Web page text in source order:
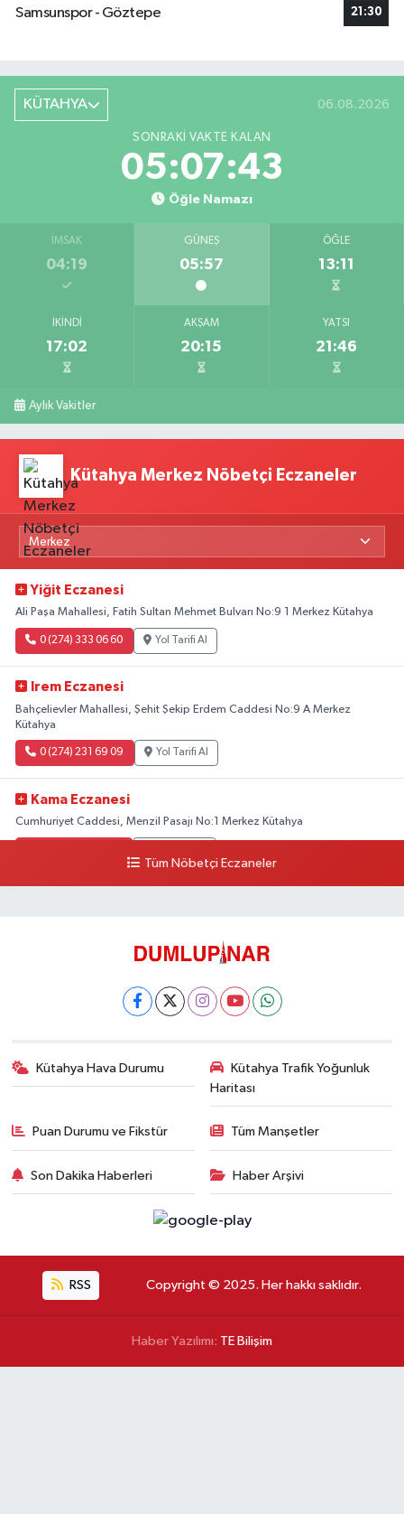
Samsunspor - Göztepe
21:30
KÜTAHYA 06.08.2026
SONRAKI VAKTE KALAN
05:07:43
Öğle Namazı
İMSAK
04:19
GÜNEŞ
05:57
ÖĞLE
13:11
İKINDI
17:02
AKŞAM
20:15
YATSI
21:46
Aylık Vakitler
Kütahya Merkez Nöbetçi Eczaneler
Yiğit Eczanesi
Ali Paşa Mahallesi, Fatih Sultan Mehmet Bulvarı No:9 1 Merkez Kütahya
0 (274) 333 06 60 Yol Tarifi Al
Irem Eczanesi
Bahçelievler Mahallesi, Şehit Şekip Erdem Caddesi No:9 A Merkez
Kütahya
0 (274) 231 69 09 Yol Tarifi Al
Kama Eczanesi
Cumhuriyet Caddesi, Menzil Pasajı No:1 Merkez Kütahya
Yol Tarifi Al
Dönmez Eczanesi
Cemalettin Mahallesi, Kıbrıs Caddesi No:21 Merkez Kütahya
Tüm Nöbetçi Eczaneler
Kütahya Hava Durumu
Kütahya Trafik Yoğunluk
Haritası
Puan Durumu ve Fikstür Tüm Manşetler
Son Dakika Haberleri Haber Arşivi
RSS Copyright © 2025. Her hakkı saklıdır.
Haber Yazılımı: TE Bilişim